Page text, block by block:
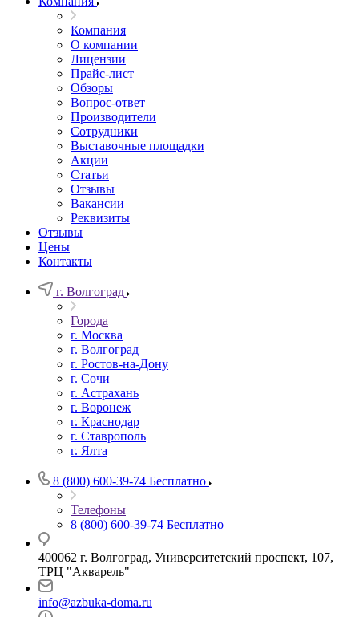
Компания
О компании
Лицензии
Прайс-лист
Обзоры
Вопрос-ответ
Производители
Сотрудники
Выставочные площадки
Акции
Статьи
Отзывы
Вакансии
Реквизиты
Отзывы
Цены
Контакты
г. Волгоград
Города
г. Москва
г. Волгоград
г. Ростов-на-Дону
г. Сочи
г. Астрахань
г. Воронеж
г. Краснодар
г. Ставрополь
г. Ялта
8 (800) 600-39-74 Бесплатно
Телефоны
8 (800) 600-39-74 Бесплатно
400062 г. Волгоград, Университетский проспект, 107,
ТРЦ "Акварель"
info@azbuka-doma.ru